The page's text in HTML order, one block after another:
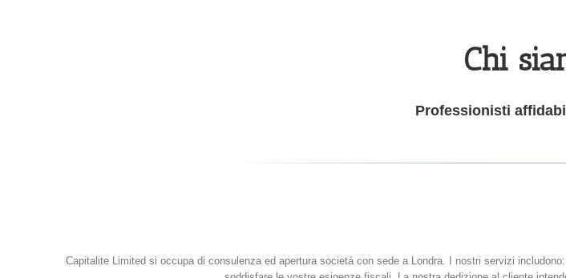
Chi
Professionisti
Capitalite Limited si occupa di consulenza ed apertura societá con sede a Londra. I nostri servizi